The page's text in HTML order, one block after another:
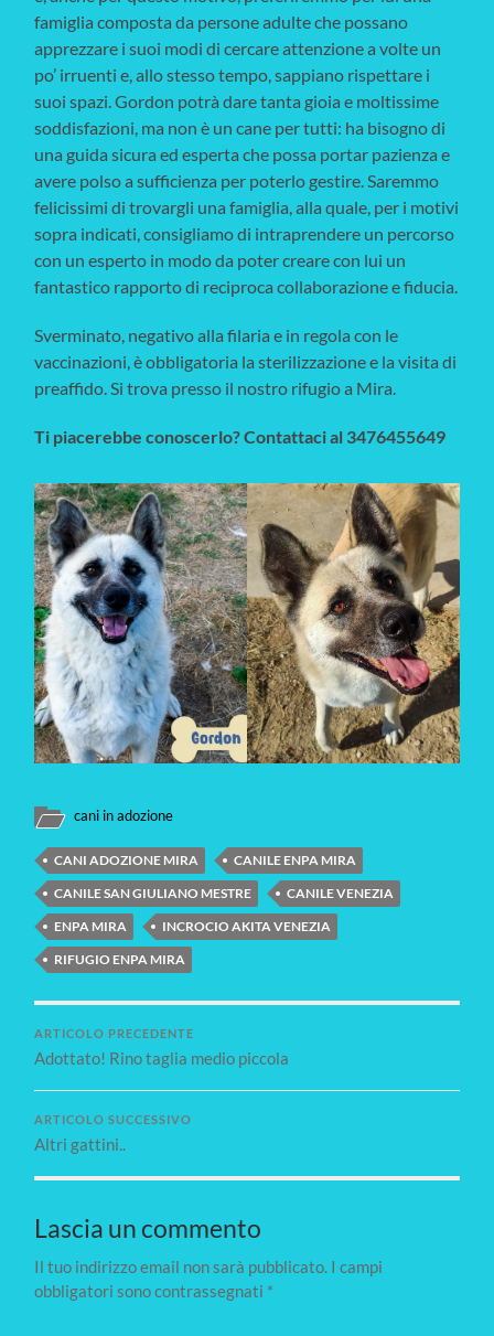
famiglia composta da persone adulte che possano
apprezzare i suoi modi di cercare attenzione a volte un
po’ irruenti e, allo stesso tempo, sappiano rispettare i
suoi spazi. Gordon potrà dare tanta gioia e moltissime
soddisfazioni, ma non è un cane per tutti: ha bisogno di
una guida sicura ed esperta che possa portar pazienza e
avere polso a sufficienza per poterlo gestire. Saremmo
felicissimi di trovargli una famiglia, alla quale, per i motivi
sopra indicati, consigliamo di intraprendere un percorso
con un esperto in modo da poter creare con lui un
fantastico rapporto di reciproca collaborazione e fiducia.
Sverminato, negativo alla filaria e in regola con le
vaccinazioni, è obbligatoria la sterilizzazione e la visita di
preaffido. Si trova presso il nostro rifugio a Mira.
Ti piacerebbe conoscerlo? Contattaci al 3476455649
cani in adozione
CANI ADOZIONE MIRA
CANILE ENPA MIRA
CANILE SAN GIULIANO MESTRE
CANILE VENEZIA
ENPA MIRA
INCROCIO AKITA VENEZIA
RIFUGIO ENPA MIRA
ARTICOLO PRECEDENTE
Adottato! Rino taglia medio piccola
ARTICOLO SUCCESSIVO
Altri gattini..
Lascia un commento
Il tuo indirizzo email non sarà pubblicato. I campi
obbligatori sono contrassegnati *